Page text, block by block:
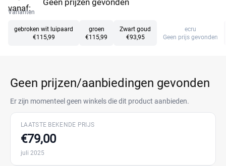
vanaf:
Varianten
gebroken wit luipaard
€115,99
groen
€115,99
Zwart goud
€93,95
ecru
Geen prijs gevonden
Geen prijzen/aanbiedingen gevonden
Er zijn momenteel geen winkels die dit product aanbieden.
LAATSTE BEKENDE PRIJS
€79,00
juli 2025